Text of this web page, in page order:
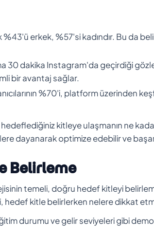
%43'ü erkek, %57'si kadındır. Bu da
30 dakika Instagram'da geçirdiği
bir avantaj sağlar.
%70'i, platform üzerinden
hedeflediğiniz kitleye ulaşmanın ne
dayanarak optimize edebilir ve
Belirleme
temeli, doğru hedef kitleyi
hedef kitle belirlerken nelere dikkat
durumu ve gelir seviyeleri gibi